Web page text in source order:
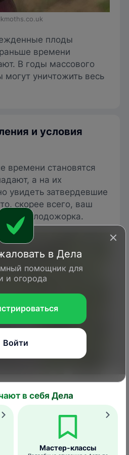
плоды
времени
В годы массового
могут уничтожить весь
и условия
времени становятся
а на их
увидеть затвердевшие
скорее всего, ваш
плодожорка.
в Дела
помощник для
и огорода
Войти
в себя Дела
Мастер-классы